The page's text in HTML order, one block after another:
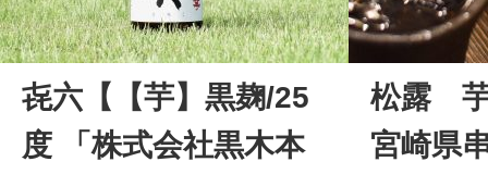
㐂六【【芋】黒麹/25
度 「株式会社黒木本
松露
宮崎県